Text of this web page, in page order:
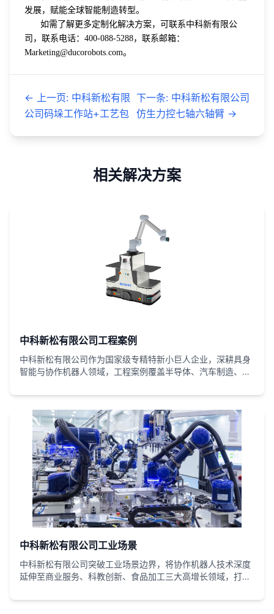
发展，赋能全球智能制造转型。
如需了解更多定制化解决方案，可联系中科新有限公
司，联系电话：400-088-5288，联系邮箱：
Marketing@ducorobots.com。
← 上一页: 中科新松有限
公司码垛工作站+工艺包
下一条: 中科新松有限公司
仿生力控七轴六轴臂→
相关解决方案
中科新松有限公司工程案例
中科新松有限公司作为国家级专精特新小巨人企业，深耕具身
智能与协作机器人领域，工程案例覆盖半导体、汽车制造、新
人、轮式人形机器人等核心产品，打造柔性焊接、智能装配、
自动码垛等标杆解决方案。项目落地聚焦降本增效：半导体场
景人工干预减少 80%，汽车产线效率提升 3 倍，光伏产线切
换时间压缩至 4 小时，深度契合中小企业 “小批量、多品种”
生产需求，引领智能制造柔性升级。
中科新松有限公司工业场景
中科新松有限公司突破工业场景边界，将协作机器人技术深度
延伸至商业服务、科教创新、食品加工三大高增长领域，打造
控、视觉、安全技术，落地桌面式咖啡机器人、教育实训平